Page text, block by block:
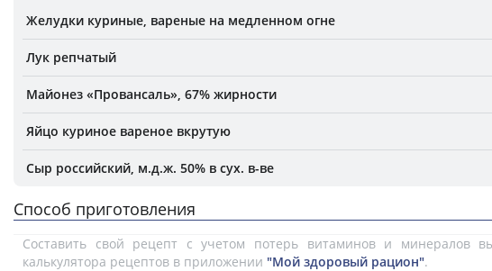
Желудки куриные, вареные на медленном огне
Лук репчатый
Майонез «Провансаль», 67% жирности
Яйцо куриное вареное вкрутую
Сыр российский, м.д.ж. 50% в сух. в-ве
Способ приготовления
Составить свой рецепт с учетом потерь витаминов и минералов
калькулятора рецептов в приложении "Мой здоровый рацион".